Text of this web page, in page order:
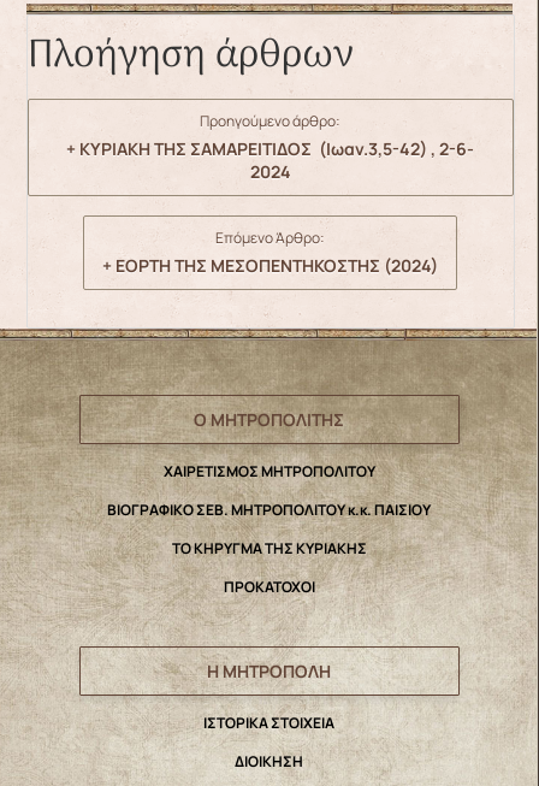
Πλοήγηση άρθρων
Προηγούμενο άρθρο:
+ ΚΥΡΙΑΚΗ ΤΗΣ ΣΑΜΑΡΕΙΤΙΔΟΣ (Ιωαν.3,5-42) , 2-6-
2024
Επόμενο Άρθρο:
+ ΕΟΡΤΗ ΤΗΣ ΜΕΣΟΠΕΝΤΗΚΟΣΤΗΣ (2024)
Ο ΜΗΤΡΟΠΟΛΙΤΗΣ
ΧΑΙΡΕΤΙΣΜΟΣ ΜΗΤΡΟΠΟΛΙΤΟΥ
ΒΙΟΓΡΑΦΙΚΟ ΣΕΒ. ΜΗΤΡΟΠΟΛΙΤΟΥ κ.κ. ΠΑΙΣΙΟΥ
ΤΟ ΚΗΡΥΓΜΑ ΤΗΣ ΚΥΡΙΑΚΗΣ
ΠΡΟΚΑΤΟΧΟΙ
Η ΜΗΤΡΟΠΟΛΗ
IΣΤΟΡΙΚΑ ΣΤΟΙΧΕΙΑ
ΔΙΟΙΚΗΣΗ